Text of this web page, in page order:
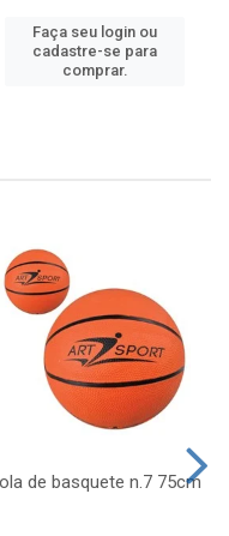
Faça seu login ou
cadastre-se para
comprar.
de basquete n.7 75cm